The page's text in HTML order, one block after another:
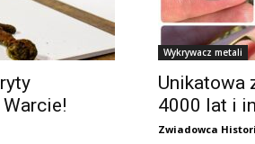
Wykrywacz metali
Unikatowa
4000 lat i
Zwiadowca